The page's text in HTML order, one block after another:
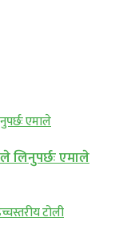
लिनुपर्छः एमाले